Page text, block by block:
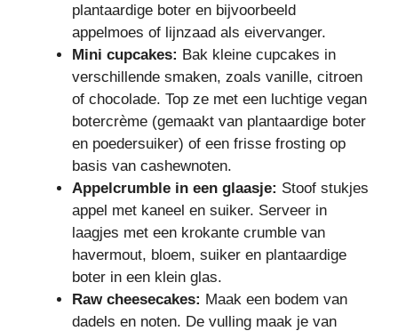
plantaardige boter en bijvoorbeeld
appelmoes of lijnzaad als eivervanger.
Mini cupcakes: Bak kleine cupcakes in
verschillende smaken, zoals vanille, citroen
of chocolade. Top ze met een luchtige vegan
botercrème (gemaakt van plantaardige boter
en poedersuiker) of een frisse frosting op
basis van cashewnoten.
Appelcrumble in een glaasje: Stoof stukjes
appel met kaneel en suiker. Serveer in
laagjes met een krokante crumble van
havermout, bloem, suiker en plantaardige
boter in een klein glas.
Raw cheesecakes: Maak een bodem van
dadels en noten. De vulling maak je van